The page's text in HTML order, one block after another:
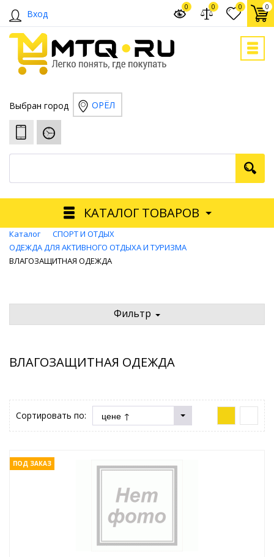
Вход
0 0
0 0
Выбран город ОРЁЛ
КАТАЛОГ ТОВАРОВ
Каталог
СПОРТ И ОТДЫХ
ОДЕЖДА ДЛЯ АКТИВНОГО ОТДЫХА И ТУРИЗМА
ВЛАГОЗАЩИТНАЯ ОДЕЖДА
Фильтр
ВЛАГОЗАЩИТНАЯ ОДЕЖДА
Сортировать по:
ПОД ЗАКАЗ